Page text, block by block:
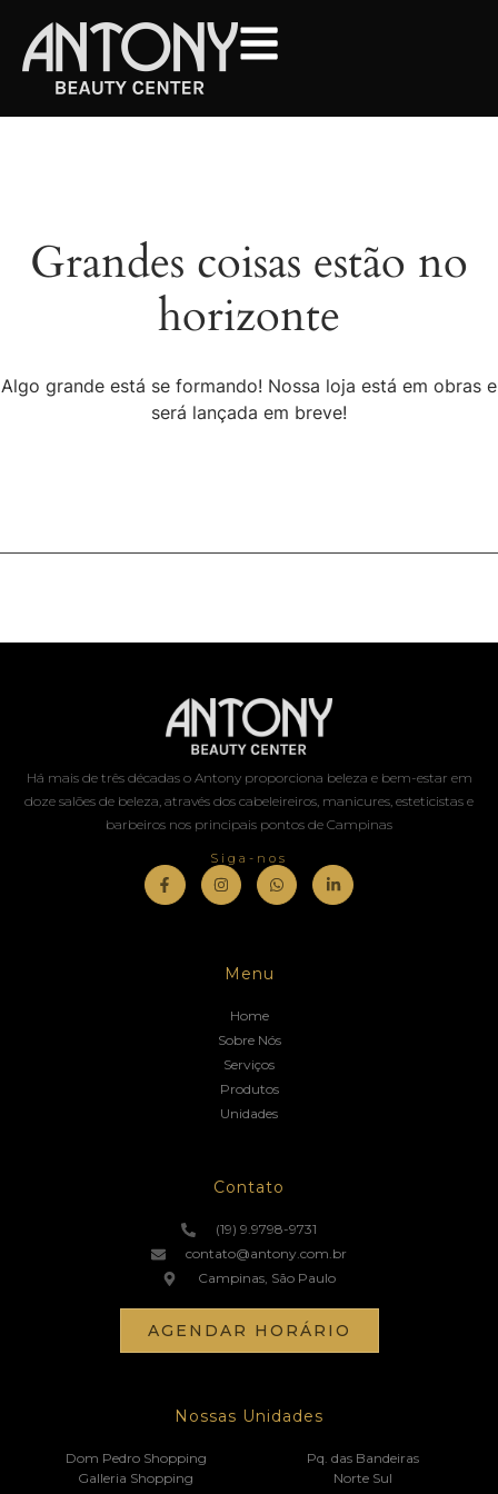
Grandes coisas estão no
horizonte
Algo grande está se formando! Nossa loja está em obras e
será lançada em breve!
Há mais de três décadas o Antony proporciona beleza e bem-estar em
doze salões de beleza, através dos cabeleireiros, manicures, esteticistas e
barbeiros nos principais pontos de Campinas
Siga-nos
Menu
Home
Sobre Nós
Serviços
Produtos
Unidades
Contato
(19) 9.9798-9731
contato@antony.com.br
Campinas, São Paulo
AGENDAR HORÁRIO
Nossas Unidades
Dom Pedro Shopping
Galleria Shopping
Pq. das Bandeiras
Norte Sul